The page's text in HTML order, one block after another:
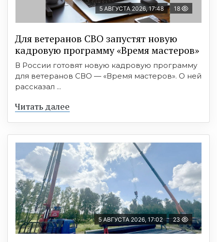
5 АВГУСТА 2026, 17:48 18
Для ветеранов СВО запустят новую
кадровую программу «Время мастеров»
В России готовят новую кадровую программу
для ветеранов СВО — «Время мастеров». О ней
рассказал ...
Читать далее
5 АВГУСТА 2026, 17:02 23